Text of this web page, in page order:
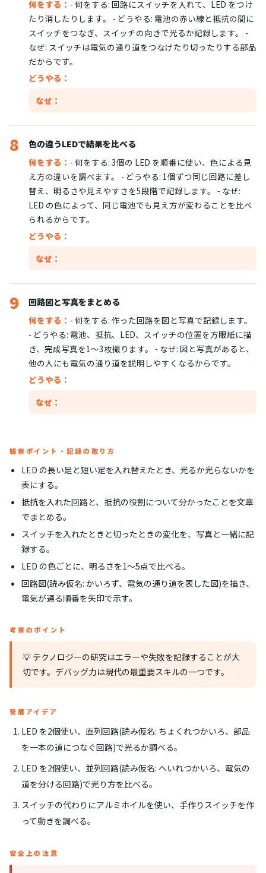
何をする： - 何をする: 回路にスイッチを入れて、LED をつけ
たり消したりします。 - どうやる: 電池の赤い線と抵抗の間に
スイッチをつなぎ、スイッチの向きで光るか記録します。 -
なぜ: スイッチは電気の通り道をつなげたり切ったりする部品
だからです。
どうやる：
なぜ：
8
色の違うLEDで結果を比べる
何をする： - 何をする: 3個の LED を順番に使い、色による見
え方の違いを調べます。 - どうやる: 1個ずつ同じ回路に差し
替え、明るさや見えやすさを5段階で記録します。 - なぜ:
LED の色によって、同じ電池でも見え方が変わることを比べ
られるからです。
どうやる：
なぜ：
9
回路図と写真をまとめる
何をする： - 何をする: 作った回路を図と写真で記録します。
- どうやる: 電池、抵抗、LED、スイッチの位置を方眼紙に描
き、完成写真を1〜3枚撮ります。 - なぜ: 図と写真があると、
他の人にも電気の通り道を説明しやすくなるからです。
どうやる：
なぜ：
観察ポイント・記録の取り方
LED の長い足と短い足を入れ替えたとき、光るか光らないかを
表にする。
抵抗を入れた回路と、抵抗の役割について分かったことを文章
でまとめる。
スイッチを入れたときと切ったときの変化を、写真と一緒に記
録する。
LED の色ごとに、明るさを1〜5点で比べる。
回路図(読み仮名: かいろず、電気の通り道を表した図)を描き、
電気が通る順番を矢印で示す。
考察のポイント
💡 テクノロジーの研究はエラーや失敗を記録することが大
切です。デバッグ力は現代の最重要スキルの一つです。
発展アイデア
LED を2個使い、直列回路(読み仮名: ちょくれつかいろ、部品
を一本の道につなぐ回路)で光るか調べる。
LED を2個使い、並列回路(読み仮名: へいれつかいろ、電気の
道を分ける回路)で光り方を比べる。
スイッチの代わりにアルミホイルを使い、手作りスイッチを作
って動きを調べる。
安全上の注意